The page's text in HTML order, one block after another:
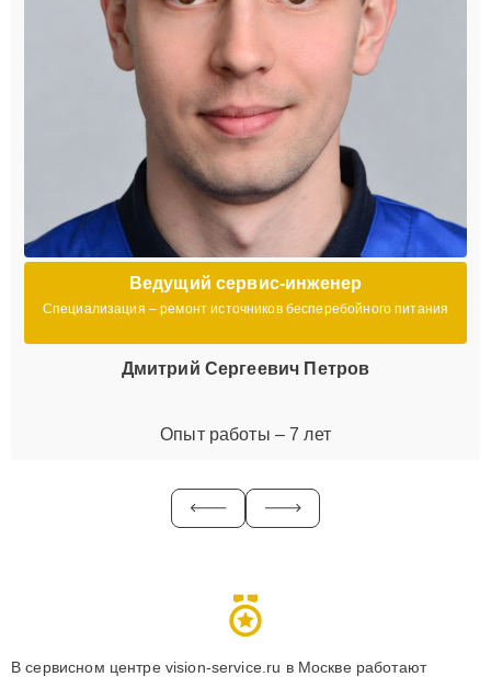
Ведущий сервис-инженер
Специализация – ремонт источников бесперебойного питания
Дмитрий Сергеевич Петров
Опыт работы – 7 лет
В сервисном центре vision-service.ru в Москве работают